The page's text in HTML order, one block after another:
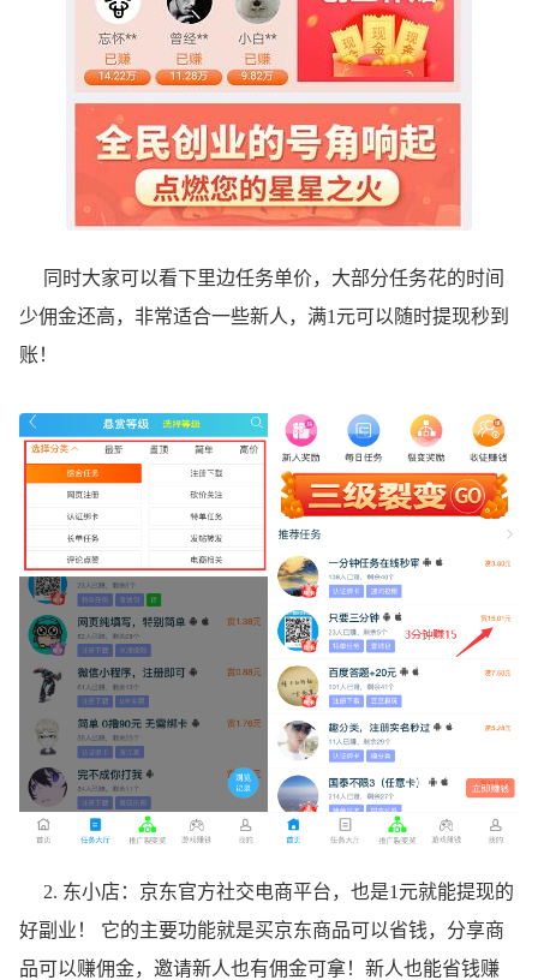
同时大家可以看下里边任务单价，大部分任务花的时间
少佣金还高，非常适合一些新人，满1元可以随时提现秒到
账！
2. 东小店：京东官方社交电商平台，也是1元就能提现的
好副业！ 它的主要功能就是买京东商品可以省钱，分享商
品可以赚佣金，邀请新人也有佣金可拿！新人也能省钱赚